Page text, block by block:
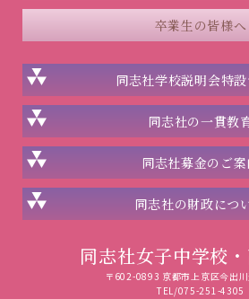
卒業生の皆様へ
同志社学校説明会特設
同志社の一貫教
同志社募金のご案
同志社の財政につ
同志社女子中学校
〒602-0893 京都市上京区今出
TEL/075-251-4305